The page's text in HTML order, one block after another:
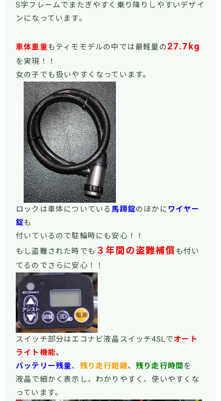
S字フレームでまたぎやすく乗り降りしやすいデザイ
ンになっています。
車体重量もティモモデルの中では最軽量の 27.7kg
を実現！！
女の子でも扱いやすくなっています。
ロックは車体についている 馬蹄錠のほかにワイヤー
錠も
付いているので駐輪時にも安心！！
もし盗難された時でも ３年間の盗難補償 も付い
てるのでさらに安心！！
スイッチ部分はエコナビ液晶スイッチ4SLでオート
ライト機能、
バッテリー残量、 残り走行距離、残り走行時間を
液晶で細かく表示し、わかりやすく、使いやすくな
っています。